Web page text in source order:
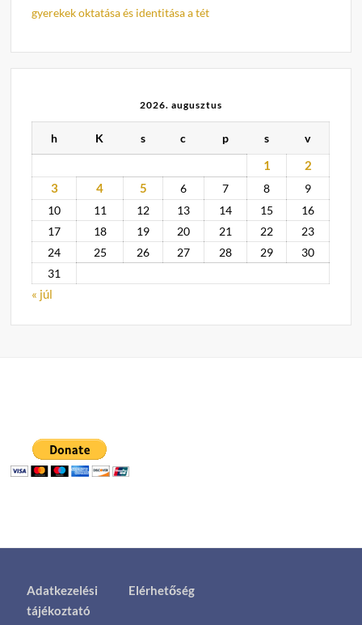
gyerekek oktatása és identitása a tét
2026. augusztus
h K s c p s v
1
2
3
4 5 6 7 8
9
10
11 12 13 14 15
16
17
18 19 20 21 22
23
24
25 26 27 28 29
30
31
« júl
Adatkezelési
tájékoztató
Elérhetőség